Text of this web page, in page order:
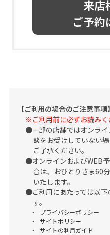
来店
ご予約
【ご利用の場合のご注意事項】
※ご利用前に必ずお読みく
一部の店舗ではオンラ
談をお受けしていない
ご了承ください。
オンラインおよびWEB
合は、おひとりさま60
いたします。
ご利用にあたっては以
す。
プライバシーポリシー
サイトポリシー
サイトの利用ガイド